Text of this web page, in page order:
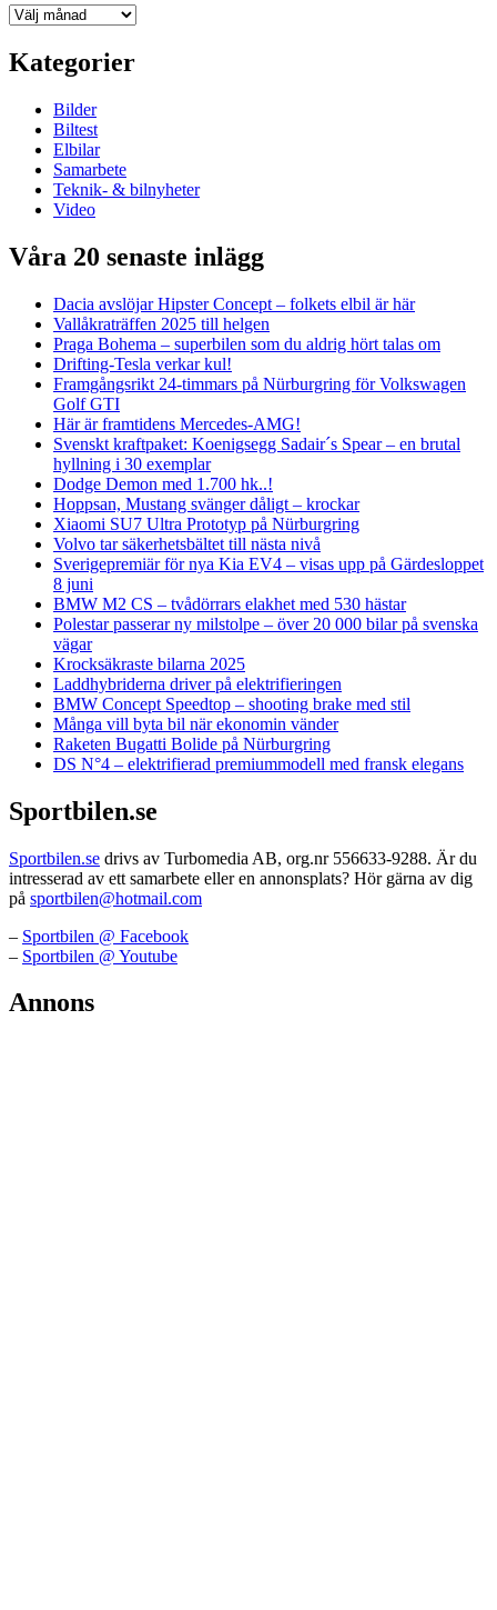
Arkiv
Kategorier
Bilder
Biltest
Elbilar
Samarbete
Teknik- & bilnyheter
Video
Våra 20 senaste inlägg
Dacia avslöjar Hipster Concept – folkets elbil är här
Vallåkraträffen 2025 till helgen
Praga Bohema – superbilen som du aldrig hört talas om
Drifting-Tesla verkar kul!
Framgångsrikt 24-timmars på Nürburgring för Volkswagen
Golf GTI
Här är framtidens Mercedes-AMG!
Svenskt kraftpaket: Koenigsegg Sadair´s Spear – en brutal
hyllning i 30 exemplar
Dodge Demon med 1.700 hk..!
Hoppsan, Mustang svänger dåligt – krockar
Xiaomi SU7 Ultra Prototyp på Nürburgring
Volvo tar säkerhetsbältet till nästa nivå
Sverigepremiär för nya Kia EV4 – visas upp på Gärdesloppet
8 juni
BMW M2 CS – tvådörrars elakhet med 530 hästar
Polestar passerar ny milstolpe – över 20 000 bilar på svenska
vägar
Krocksäkraste bilarna 2025
Laddhybriderna driver på elektrifieringen
BMW Concept Speedtop – shooting brake med stil
Många vill byta bil när ekonomin vänder
Raketen Bugatti Bolide på Nürburgring
DS N°4 – elektrifierad premiummodell med fransk elegans
Sportbilen.se
Sportbilen.se drivs av Turbomedia AB, org.nr 556633-9288. Är du
intresserad av ett samarbete eller en annonsplats? Hör gärna av dig
på sportbilen@hotmail.com
– Sportbilen @ Facebook
– Sportbilen @ Youtube
Annons